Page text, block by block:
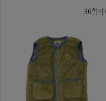
36件中